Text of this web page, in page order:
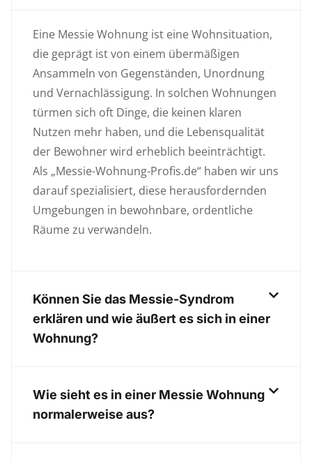
Eine Messie Wohnung ist eine Wohnsituation,
die geprägt ist von einem übermäßigen
Ansammeln von Gegenständen, Unordnung
und Vernachlässigung. In solchen Wohnungen
türmen sich oft Dinge, die keinen klaren
Nutzen mehr haben, und die Lebensqualität
der Bewohner wird erheblich beeinträchtigt.
Als „Messie-Wohnung-Profis.de“ haben wir uns
darauf spezialisiert, diese herausfordernden
Umgebungen in bewohnbare, ordentliche
Räume zu verwandeln.
Können Sie das Messie-Syndrom
erklären und wie äußert es sich in einer
Wohnung?
Wie sieht es in einer Messie Wohnung
normalerweise aus?